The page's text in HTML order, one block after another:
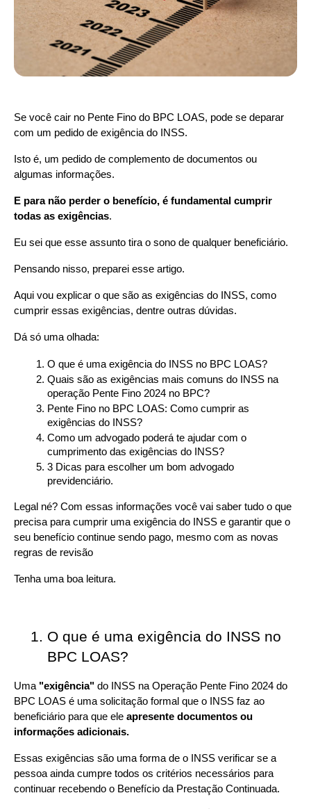
Se você cair no Pente Fino do BPC LOAS, pode se deparar
com um pedido de exigência do INSS.
Isto é, um pedido de complemento de documentos ou
algumas informações.
E para não perder o benefício, é fundamental cumprir
todas as exigências.
Eu sei que esse assunto tira o sono de qualquer beneficiário.
Pensando nisso, preparei esse artigo.
Aqui vou explicar o que são as exigências do INSS, como
cumprir essas exigências, dentre outras dúvidas.
Dá só uma olhada:
O que é uma exigência do INSS no BPC LOAS?
Quais são as exigências mais comuns do INSS na
operação Pente Fino 2024 no BPC?
Pente Fino no BPC LOAS: Como cumprir as
exigências do INSS?
Como um advogado poderá te ajudar com o
cumprimento das exigências do INSS?
3 Dicas para escolher um bom advogado
previdenciário.
Legal né? Com essas informações você vai saber tudo o que
precisa para cumprir uma exigência do INSS e garantir que o
seu benefício continue sendo pago, mesmo com as novas
regras de revisão
Tenha uma boa leitura.
O que é uma exigência do INSS no
BPC LOAS?
Uma "exigência" do INSS na Operação Pente Fino 2024 do
BPC LOAS é uma solicitação formal que o INSS faz ao
beneficiário para que ele apresente documentos ou
informações adicionais.
Essas exigências são uma forma de o INSS verificar se a
pessoa ainda cumpre todos os critérios necessários para
continuar recebendo o Benefício da Prestação Continuada.